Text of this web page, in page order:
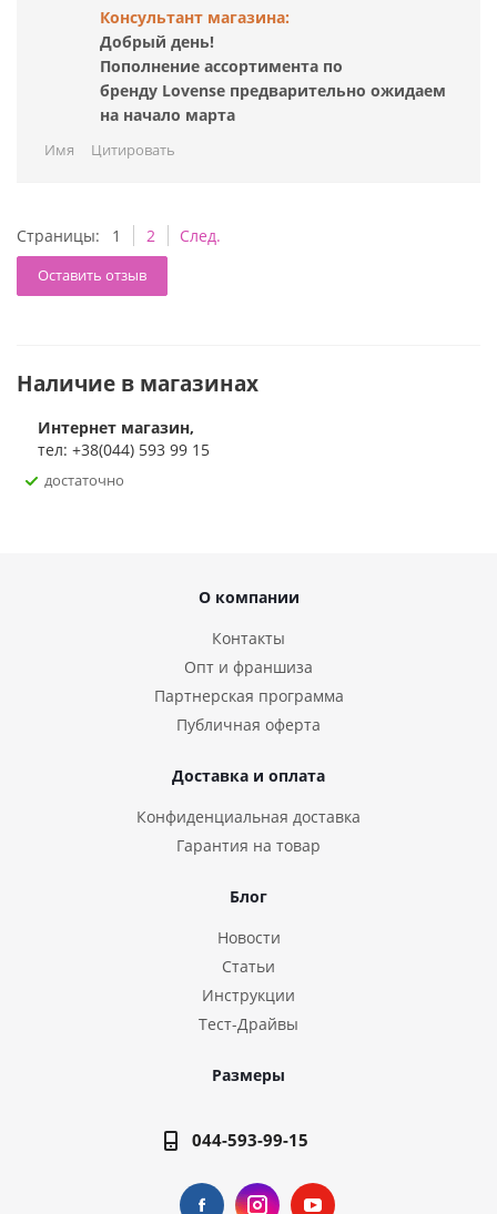
Консультант магазина:
Добрый день!
Пополнение ассортимента по
бренду Lovense предварительно ожидаем
на начало марта
Имя Цитировать
Страницы: 1 2 След.
Оставить отзыв
Наличие в магазинах
Интернет магазин,
тел: +38(044) 593 99 15
достаточно
О компании
Контакты
Опт и франшиза
Партнерская программа
Публичная оферта
Доставка и оплата
Конфиденциальная доставка
Гарантия на товар
Блог
Новости
Статьи
Инструкции
Тест-Драйвы
Размеры
044-593-99-15